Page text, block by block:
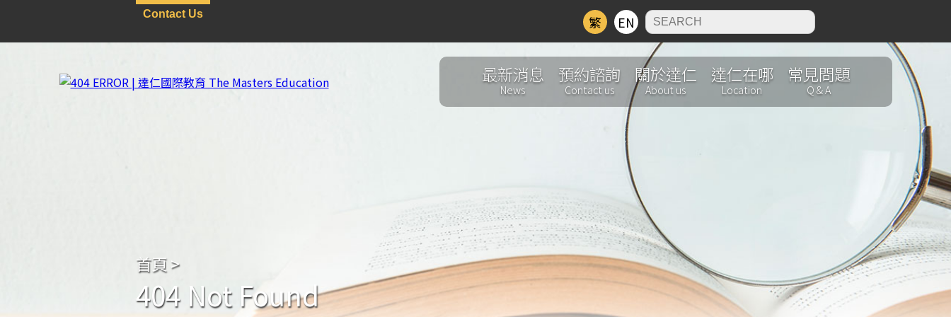
Contact Us 繁 EN
最新消息
News
預約諮詢
Contact us
關於達仁
About us
達仁在哪
Location
常見問題
Q & A
首頁>
404 Not Found